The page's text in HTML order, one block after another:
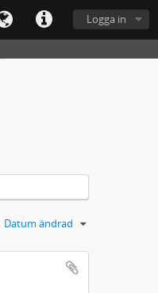
Logga in
Datum ändrad